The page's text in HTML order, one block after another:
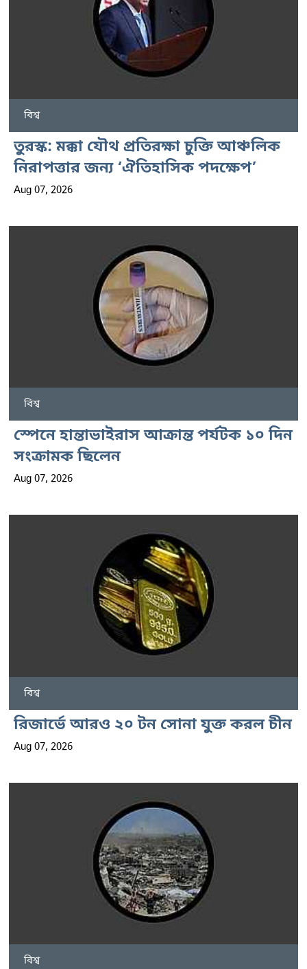
বিশ্ব
তুরস্ক: মক্কা যৌথ প্রতিরক্ষা চুক্তি আঞ্চলিক
নিরাপত্তার জন্য ‘ঐতিহাসিক পদক্ষেপ’
Aug 07, 2026
বিশ্ব
স্পেনে হান্তাভাইরাস আক্রান্ত পর্যটক ১০ দিন
সংক্রামক ছিলেন
Aug 07, 2026
বিশ্ব
রিজার্ভে আরও ২০ টন সোনা যুক্ত করল চীন
Aug 07, 2026
বিশ্ব